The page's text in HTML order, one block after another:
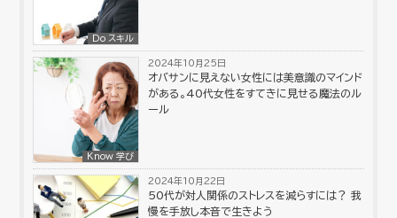
Do スキル
Know 学び
2024年10月25日
オバサンに見えない女性には美意識のマインド
がある。40代女性をすてきに見せる魔法のル
ール
2024年10月22日
50代が対人関係のストレスを減らすには？ 我
慢を手放し本音で生きよう